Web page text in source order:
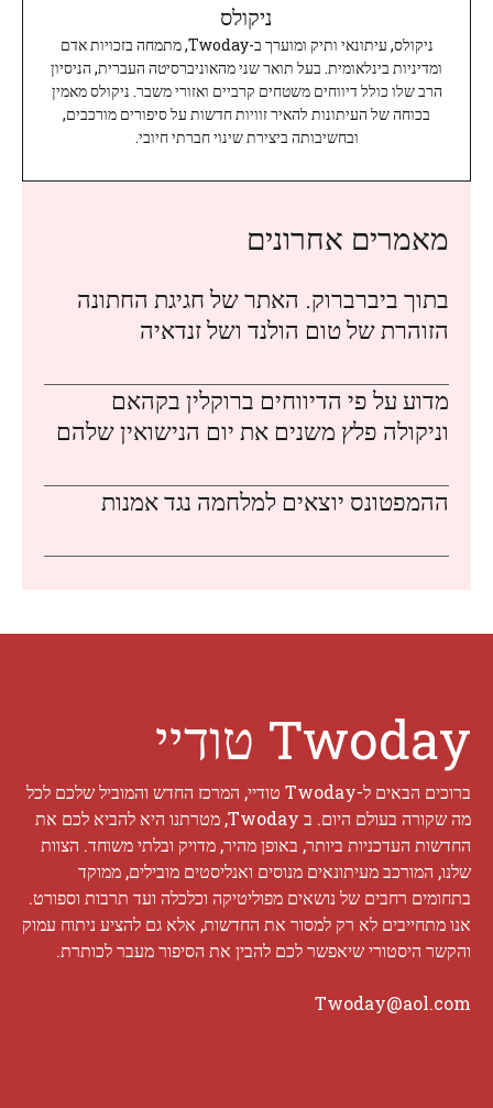
ניקולס
ניקולס, עיתונאי ותיק ומוערך ב-Twoday, מתמחה בזכויות אדם
ומדיניות בינלאומית. בעל תואר שני מהאוניברסיטה העברית, הניסיון
הרב שלו כולל דיווחים משטחים קרביים ואזורי משבר. ניקולס מאמין
בכוחה של העיתונות להאיר זוויות חדשות על סיפורים מורכבים,
ובחשיבותה ביצירת שינוי חברתי חיובי.
מאמרים אחרונים
בתוך ביברברוק. האתר של חגיגת החתונה
הזוהרת של טום הולנד ושל זנדאיה
מדוע על פי הדיווחים ברוקלין בקהאם
וניקולה פלץ משנים את יום הנישואין שלהם
ההמפטונס יוצאים למלחמה נגד אמנות
Twoday טודיי
ברוכים הבאים ל-Twoday טודיי, המרכז החדש והמוביל שלכם לכל
מה שקורה בעולם היום. ב Twoday, מטרתנו היא להביא לכם את
החדשות העדכניות ביותר, באופן מהיר, מדויק ובלתי משוחד. הצוות
שלנו, המורכב מעיתונאים מנוסים ואנליסטים מובילים, ממוקד
בתחומים רחבים של נושאים מפוליטיקה וכלכלה ועד תרבות וספורט.
אנו מתחייבים לא רק למסור את החדשות, אלא גם להציע ניתוח עמוק
והקשר היסטורי שיאפשר לכם להבין את הסיפור מעבר לכותרת.
Twoday@aol.com